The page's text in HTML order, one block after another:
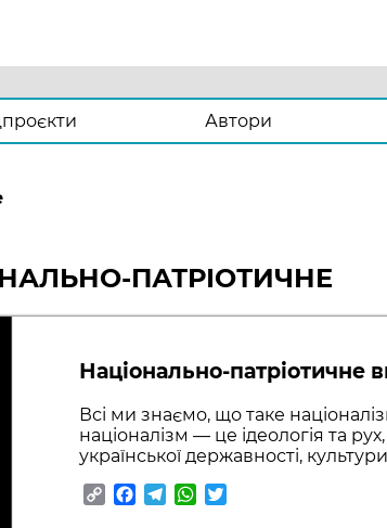
Автори
ПАТРІОТИЧНЕ
Національно-патріотичне
Всі ми знаємо, що таке
націоналізм — це ідеологія та
української державності,
CopyFacebook
TelegramWhatsApp